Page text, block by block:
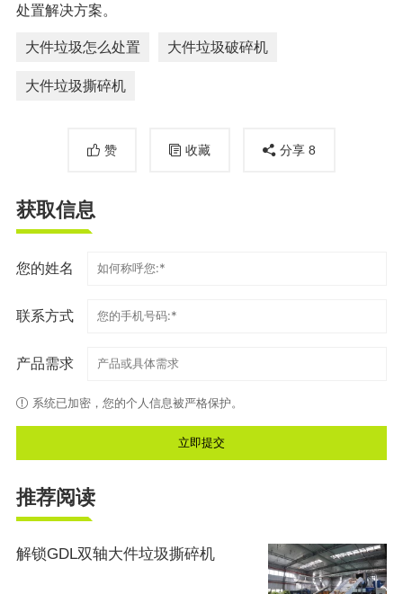
处置解决方案。
大件垃圾怎么处置 大件垃圾破碎机
大件垃圾撕碎机
赞 收藏 分享 8
获取信息
您的姓名
联系方式
产品需求
系统已加密，您的个人信息被严格保护。
推荐阅读
解锁GDL双轴大件垃圾撕碎机